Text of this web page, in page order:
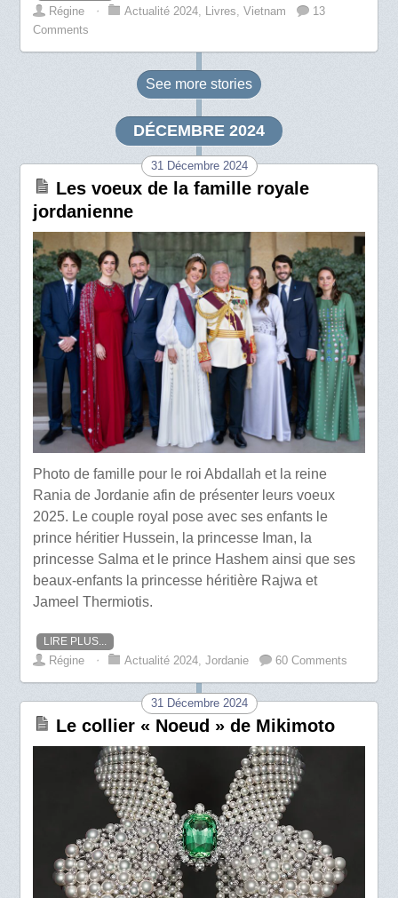
Régine ⋅ Actualité 2024, Livres,Vietnam
13
Comments
See more stories
DÉCEMBRE 2024
31 Décembre 2024
Les voeux de la famille royale
jordanienne
Photo de famille pour le roi Abdallah et la reine
Rania de Jordanie afin de présenter leurs voeux
2025. Le couple royal pose avec ses enfants le
prince héritier Hussein, la princesse Iman, la
princesse Salma et le prince Hashem ainsi que ses
beaux-enfants la princesse héritière Rajwa et
Jameel Thermiotis.
LIRE PLUS...
Régine ⋅ Actualité 2024,Jordanie 60 Comments
31 Décembre 2024
Le collier « Noeud » de Mikimoto